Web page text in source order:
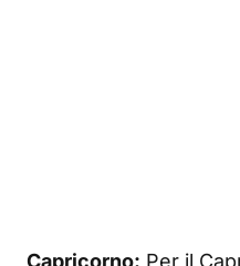
Capricorno: Per il